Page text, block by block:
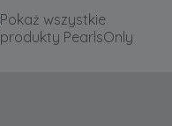
Pokaż wszystkie
produkty PearlsOnly